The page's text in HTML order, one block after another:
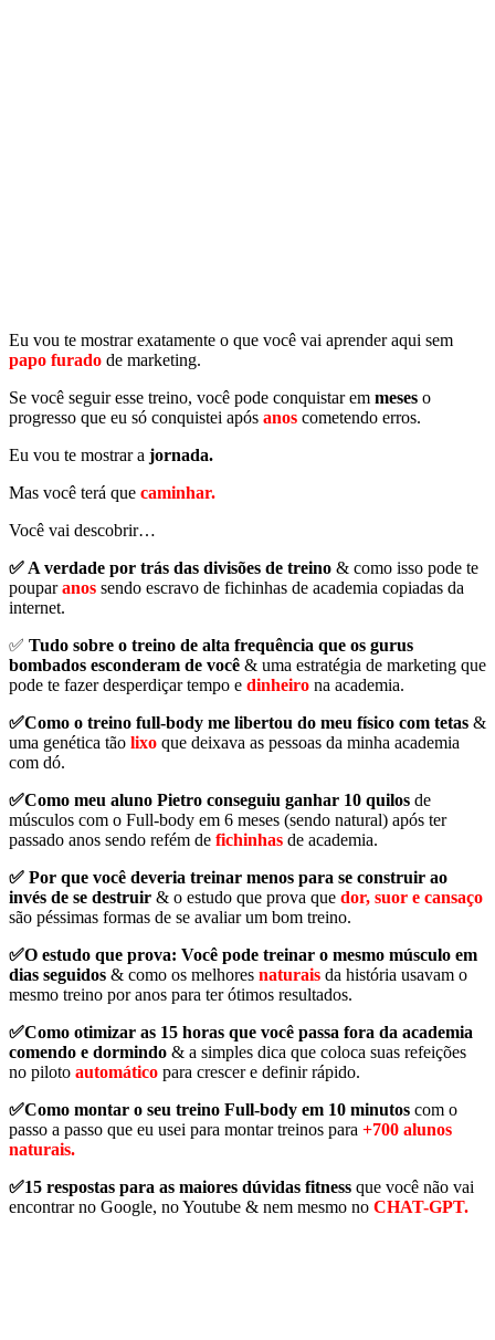
Eu vou te mostrar exatamente o que você vai aprender aqui sem
papo furado de marketing.
Se você seguir esse treino, você pode conquistar em meses o
progresso que eu só conquistei após anos cometendo erros.
Eu vou te mostrar a jornada.
Mas você terá que caminhar.
Você vai descobrir…
✅ A verdade por trás das divisões de treino & como isso pode te
pouparanos sendo escravo de fichinhas de academia copiadas da
internet.
✅ Tudo sobre o treino de alta frequência que os gurus
bombados esconderam de você & uma estratégia de marketing que
pode te fazer desperdiçar tempo e dinheiro na academia.
✅Como o treino full-body me libertou do meu físico com tetas &
uma genética tão lixo que deixava as pessoas da minha academia
com dó.
✅Como meu aluno Pietro conseguiu ganhar 10 quilos de
músculos com o Full-body em 6 meses (sendo natural) após ter
passado anos sendo refém de fichinhas de academia.
✅ Por que você deveria treinar menos para se construir ao
invés de se destruir & o estudo que prova que dor, suor e cansaço
são péssimas formas de se avaliar um bom treino.
✅O estudo que prova: Você pode treinar o mesmo músculo em
dias seguidos & como os melhores naturais da história usavam o
mesmo treino por anos para ter ótimos resultados.
✅Como otimizar as 15 horas que você passa fora da academia
comendo e dormindo & a simples dica que coloca suas refeições
no piloto automático para crescer e definir rápido.
✅Como montar o seu treino Full-body em 10 minutos com o
passo a passo que eu usei para montar treinos para +700 alunos
naturais.
✅15 respostas para as maiores dúvidas fitness que você não vai
encontrar no Google, no Youtube & nem mesmo no CHAT-GPT.